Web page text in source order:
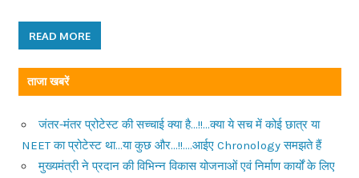
READ MORE
ताजा खबरें
जंतर-मंतर प्रोटेस्ट की सच्चाई क्या है…!!…क्या ये सच में कोई छात्र या
NEET का प्रोटेस्ट था…या कुछ और…!!….आईए Chronology समझते हैं
मुख्यमंत्री ने प्रदान की विभिन्न विकास योजनाओं एवं निर्माण कार्यों के लिए